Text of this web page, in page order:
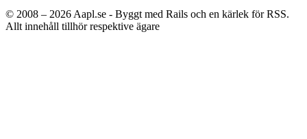
© 2008 – 2026 Aapl.se - Byggt med Rails och en kärlek för RSS.
Allt innehåll tillhör respektive ägare